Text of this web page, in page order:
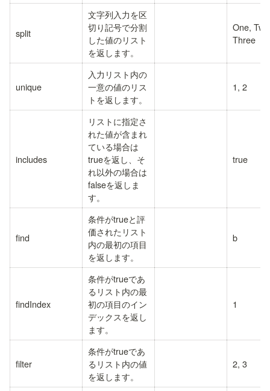
split
文字列入力を区
切り記号で分割
した値のリスト
を返します。
One,
Three
unique
入力リスト内の
一意の値のリス
トを返します。
1, 2
includes
リストに指定さ
れた値が含まれ
ている場合は
trueを返し、そ
れ以外の場合は
falseを返しま
す。
true
find
条件がtrueと評
価されたリスト
内の最初の項目
を返します。
b
findIndex
条件がtrueであ
るリスト内の最
初の項目のイン
デックスを返し
ます。
1
filter
条件がtrueであ
るリスト内の値
を返します。
2, 3